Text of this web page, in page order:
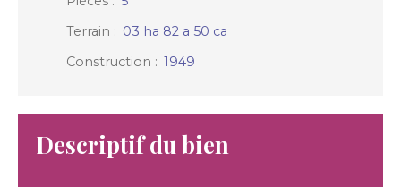
Terrain : 03 ha 82 a 50 ca
Construction : 1949
Descriptif du bien